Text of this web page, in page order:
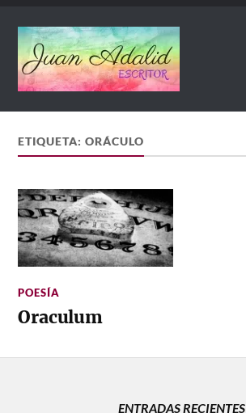
ETIQUETA:ORÁCULO
POESÍA
Oraculum
ENTRADAS RECIENTES